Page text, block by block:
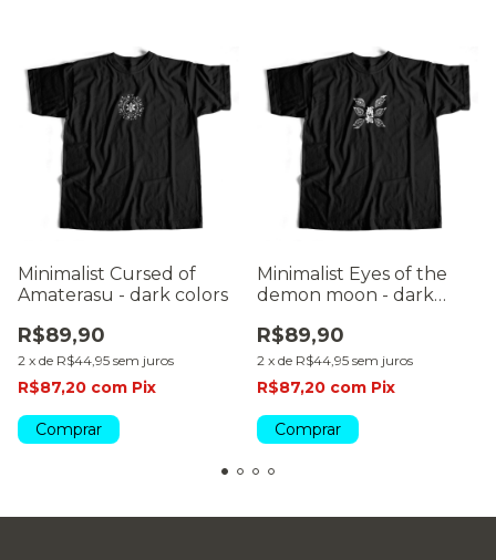
Minimalist Cursed of
Amaterasu - dark colors
R$89,90
2 x de R$44,95 sem juros
R$87,20 com Pix
Comprar
Minimalist Eyes of the
demon moon - dark
R$89,90
2 x de R$44,95 sem juros
R$87,20 com Pix
Comprar